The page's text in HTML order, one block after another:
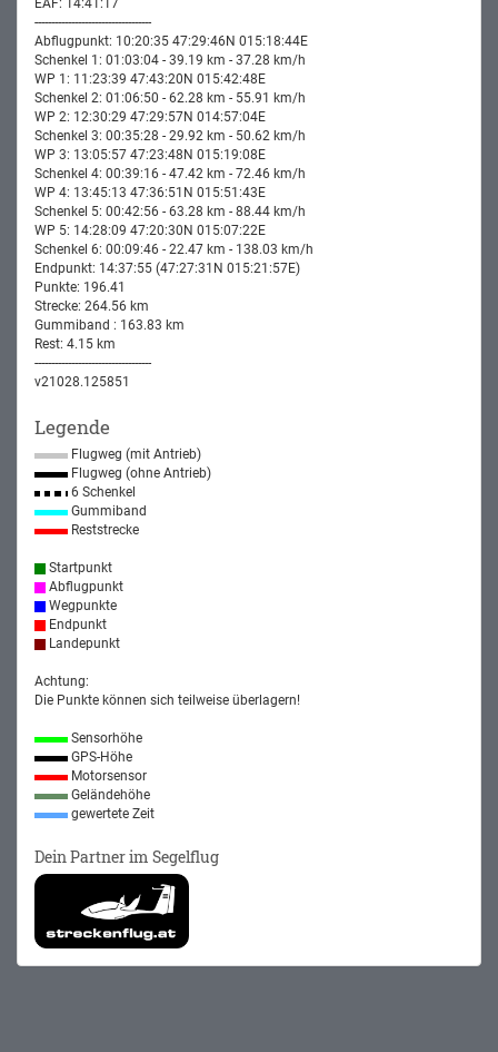
EAF: 14:41:17
-----------------------------------
Abflugpunkt: 10:20:35 47:29:46N 015:18:44E
Schenkel 1: 01:03:04 - 39.19 km - 37.28 km/h
WP 1: 11:23:39 47:43:20N 015:42:48E
Schenkel 2: 01:06:50 - 62.28 km - 55.91 km/h
WP 2: 12:30:29 47:29:57N 014:57:04E
Schenkel 3: 00:35:28 - 29.92 km - 50.62 km/h
WP 3: 13:05:57 47:23:48N 015:19:08E
Schenkel 4: 00:39:16 - 47.42 km - 72.46 km/h
WP 4: 13:45:13 47:36:51N 015:51:43E
Schenkel 5: 00:42:56 - 63.28 km - 88.44 km/h
WP 5: 14:28:09 47:20:30N 015:07:22E
Schenkel 6: 00:09:46 - 22.47 km - 138.03 km/h
Endpunkt: 14:37:55 (47:27:31N 015:21:57E)
Punkte: 196.41
Strecke: 264.56 km
Gummiband : 163.83 km
Rest: 4.15 km
-----------------------------------
v21028.125851
Legende
Flugweg (mit Antrieb)
Flugweg (ohne Antrieb)
6 Schenkel
Gummiband
Reststrecke
Startpunkt
Abflugpunkt
Wegpunkte
Endpunkt
Landepunkt
Achtung:
Die Punkte können sich teilweise überlagern!
Sensorhöhe
GPS-Höhe
Motorsensor
Geländehöhe
gewertete Zeit
Dein Partner im Segelflug